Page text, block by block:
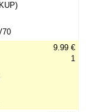
9.99 €
1